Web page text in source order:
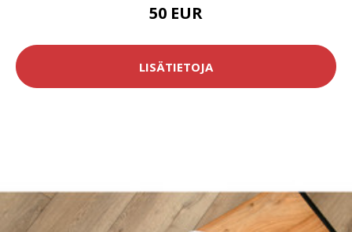
50 EUR
LISÄTIETOJA